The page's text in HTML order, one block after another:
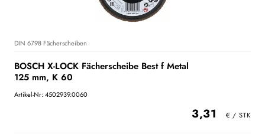
DIN 6798 Fächerscheiben
BOSCH X-LOCK Fächerscheibe Best f Metal
125 mm, K 60
Artikel-Nr: 4502939.0060
3,31